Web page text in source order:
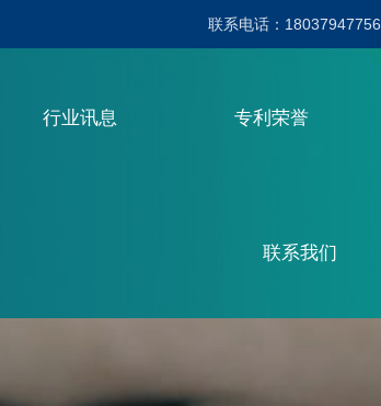
联系电话：18037947756
行业讯息 专利荣誉
联系我们